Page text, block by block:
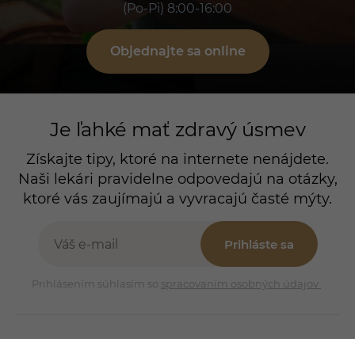
Je ľahké mať zdravý úsmev
Získajte tipy, ktoré na internete nenájdete.
Naši lekári pravidelne odpovedajú na otázky,
ktoré vás zaujímajú a vyvracajú časté mýty.
Prihláste sa
Prihlásením súhlasím so spracovaním osobných údajov
(Po-Pi) 8:00-16:00
Objednajte sa online